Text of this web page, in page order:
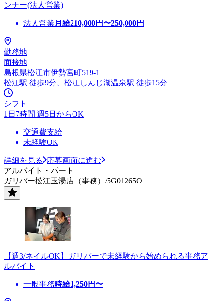
ンナー(法人営業)
法人営業 月給210,000円〜250,000円
勤務地
面接地
島根県松江市伊勢宮町519-1
松江駅 徒歩9分、松江しんじ湖温泉駅 徒歩15分
シフト
1日7時間 週5日からOK
交通費支給
未経験OK
詳細を見る
応募画面に進む
アルバイト・パート
ガリバー松江玉湯店（事務）/5G01265O
【週3/ネイルOK】ガリバーで未経験から始められる事務ア
ルバイト
一般事務時給1,250円〜